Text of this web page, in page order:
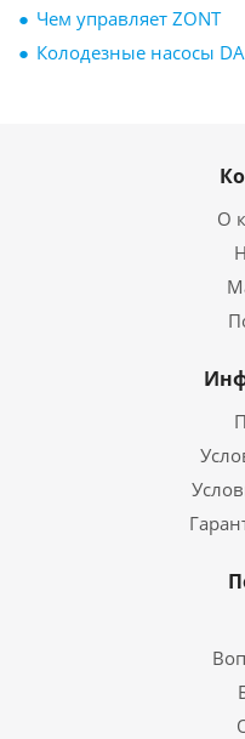
Чем управляет ZONT
Колодезные насосы
О